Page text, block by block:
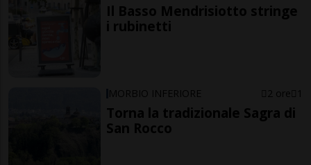
Il Basso Mendrisiotto stringe
i rubinetti
MORBIO INFERIORE 2 ore 1
Torna la tradizionale Sagra di
San Rocco